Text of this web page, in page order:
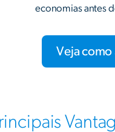
economias antes
Veja como